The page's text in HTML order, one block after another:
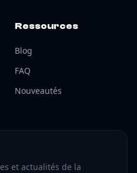
Ressources
Blog
FAQ
Nouveautés
et actualités de la